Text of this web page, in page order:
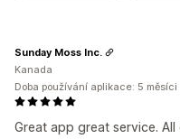
Great app great service.
Sunday Moss Inc.
Kanada
Doba používání aplikace: 5 měsíci